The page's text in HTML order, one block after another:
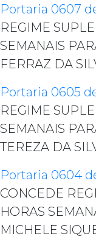
Portaria 0607
REGIME
SEMANAIS
FERRAZ DA
Portaria 0605
REGIME
SEMANAIS
TEREZA DA
Portaria 0604
CONCEDE
HORAS
MICHELE